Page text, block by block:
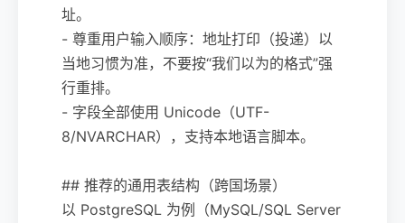
址。
- 尊重用户输入顺序：地址打印（投递）以
当地习惯为准，不要按“我们以为的格式”强
行重排。
- 字段全部使用 Unicode（UTF-
8/NVARCHAR），支持本地语言脚本。
## 推荐的通用表结构（跨国场景）
以 PostgreSQL 为例（MySQL/SQL Server